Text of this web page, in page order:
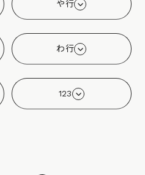
や行
わ行
123